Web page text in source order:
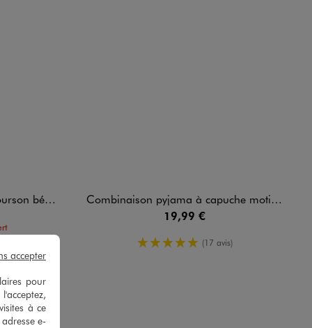
(lot de 5)
Combinaison pyjama à capuche motif ourson bébé fille
19,99 €
5/5 de moyenne
(17 avis)
pour
à ce
e-
accepter